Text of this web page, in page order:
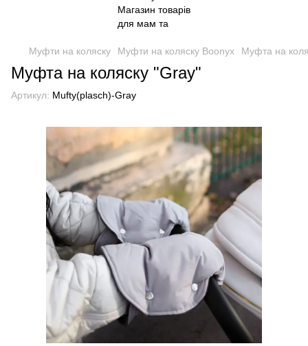
Муфти на коляску Муфти на коляску Boonyx Муфта на
Муфта на коляску "Gray"
Артикул: Mufty(plasch)-Gray